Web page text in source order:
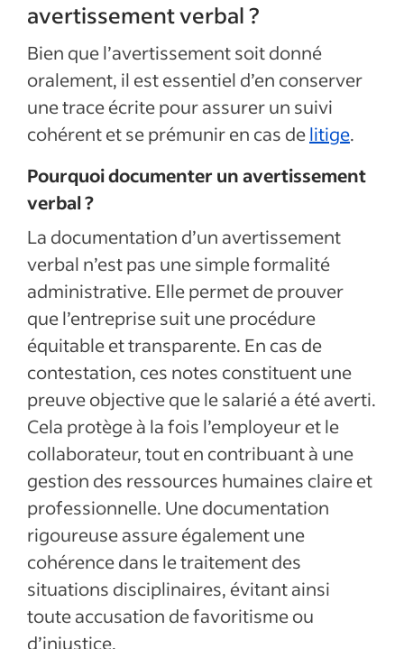
avertissement verbal ?
Bien que l’avertissement soit donné
oralement, il est essentiel d’en conserver
une trace écrite pour assurer un suivi
cohérent et se prémunir en cas delitige.
Pourquoi documenter un avertissement
verbal ?
La documentation d’un avertissement
verbal n’est pas une simple formalité
administrative. Elle permet de prouver
que l’entreprise suit une procédure
équitable et transparente. En cas de
contestation, ces notes constituent une
preuve objective que le salarié a été averti.
Cela protège à la fois l’employeur et le
collaborateur, tout en contribuant à une
gestion des ressources humaines claire et
professionnelle. Une documentation
rigoureuse assure également une
cohérence dans le traitement des
situations disciplinaires, évitant ainsi
toute accusation de favoritisme ou
d’injustice.